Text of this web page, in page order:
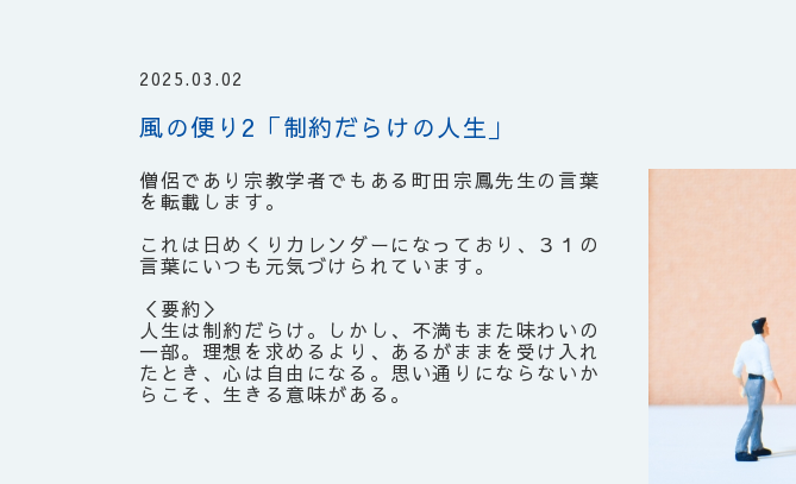
2025.03.02
風の便り2「制約だらけの人生」
僧侶であり宗教学者でもある町田宗鳳先生の言葉
を転載します。
これは日めくりカレンダーになっており、３１の
言葉にいつも元気づけられています。
＜要約＞
人生は制約だらけ。しかし、不満もまた味わいの
一部。理想を求めるより、あるがままを受け入れ
たとき、心は自由になる。思い通りにならないか
らこそ、生きる意味がある。